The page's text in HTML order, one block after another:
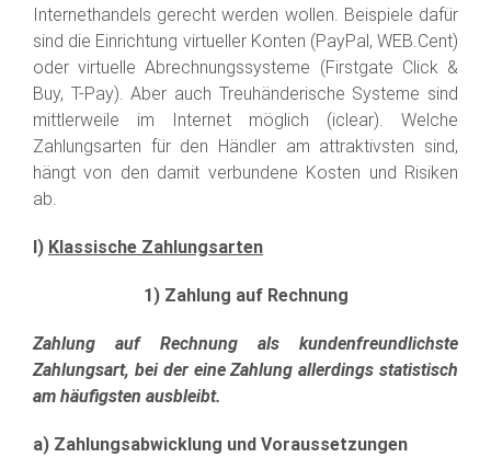
Internethandels gerecht werden wollen. Beispiele dafür
sind die Einrichtung virtueller Konten (PayPal, WEB.Cent)
oder virtuelle Abrechnungssysteme (Firstgate Click &
Buy, T-Pay). Aber auch Treuhänderische Systeme sind
mittlerweile im Internet möglich (iclear). Welche
Zahlungsarten für den Händler am attraktivsten sind,
hängt von den damit verbundene Kosten und Risiken
ab.
I) Klassische Zahlungsarten
1) Zahlung auf Rechnung
Zahlung auf Rechnung als kundenfreundlichste
Zahlungsart, bei der eine Zahlung allerdings statistisch
am häufigsten ausbleibt.
a) Zahlungsabwicklung und Voraussetzungen